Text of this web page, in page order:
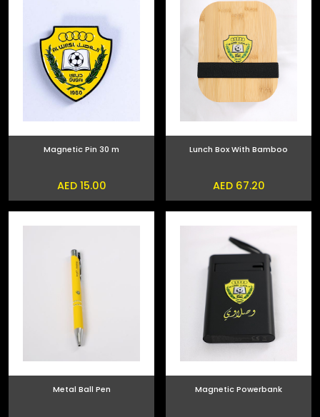
Lunch Box With Bamboo
AED 67.20
Magnetic Pin 30 m
AED 15.00
Magnetic Powerbank
Metal Ball Pen